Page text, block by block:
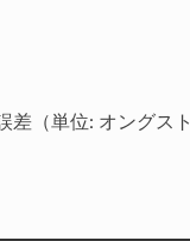
差（単位: オングス